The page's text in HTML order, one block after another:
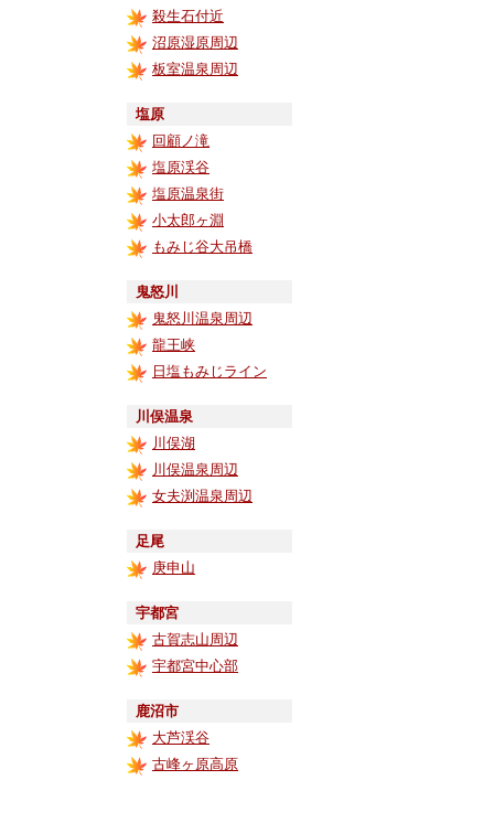
殺生石付近
沼原湿原周辺
板室温泉周辺
塩原
回顧ノ滝
塩原渓谷
塩原温泉街
小太郎ヶ淵
もみじ谷大吊橋
鬼怒川
鬼怒川温泉周辺
龍王峡
日塩もみじライン
川俣温泉
川俣湖
川俣温泉周辺
女夫渕温泉周辺
足尾
庚申山
宇都宮
古賀志山周辺
宇都宮中心部
鹿沼市
大芦渓谷
古峰ヶ原高原